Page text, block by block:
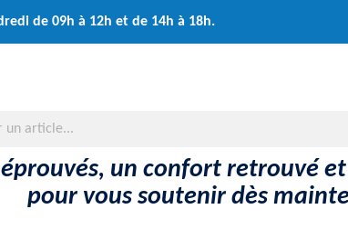
de 09h à 12h et de 14h à 18h.
un confort retrouvé
pour vous soutenir dès